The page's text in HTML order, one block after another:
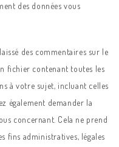
des données vous
des commentaires sur le
fichier contenant toutes les
à votre sujet, incluant celles
également demander la
concernant. Cela ne prend
fins administratives, légales